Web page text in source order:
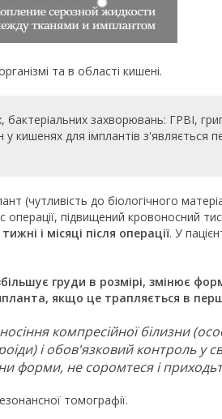
та в області кишені.
захворювань: ГРВІ,
для імплантів з'являється
(чутливість до біологічного
підвищений кровоносний
і місяці після операції. У
груди в розмірі, змінює
якщо це трапляється в
компресійної білизни
і обов'язковий контроль у
форми, не соромтеся і
томографії.